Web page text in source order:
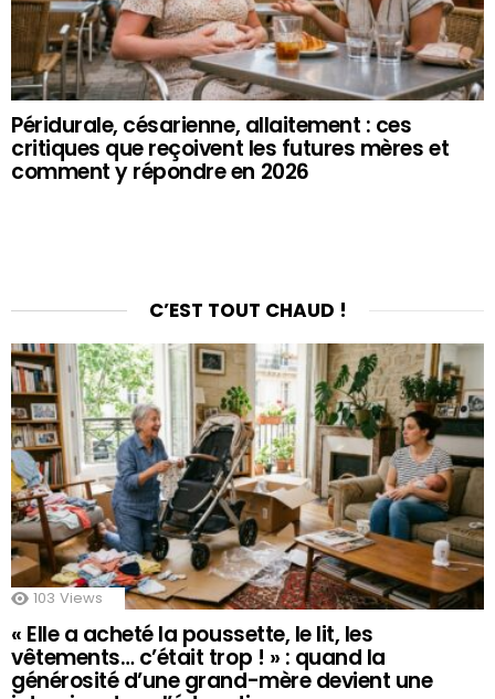
Péridurale, césarienne, allaitement : ces
critiques que reçoivent les futures mères et
comment y répondre en 2026
C’EST TOUT CHAUD !
103 Views
« Elle a acheté la poussette, le lit, les
vêtements… c’était trop ! » : quand la
générosité d’une grand-mère devient une